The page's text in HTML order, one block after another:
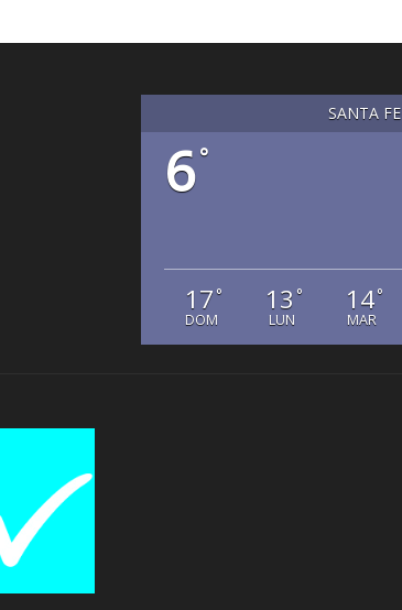
SANTA FE
6°
17°
DOM
13 °
LUN
14°
MAR